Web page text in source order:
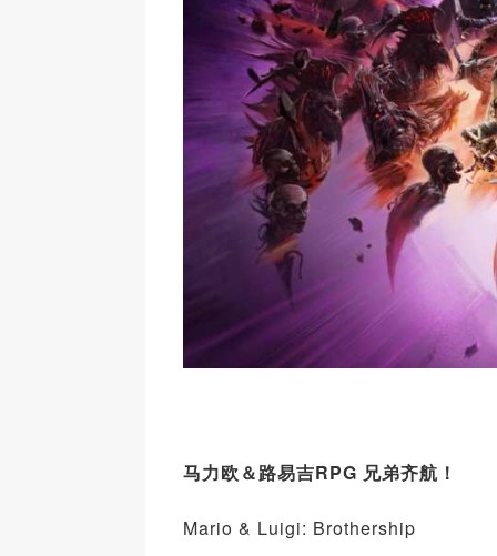
马力欧＆路易吉RPG 兄弟齐航！
Mario & Luigi: Brothership